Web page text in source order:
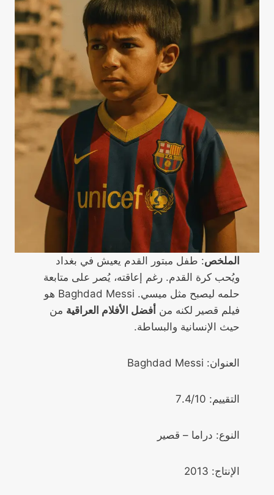
الملخص: طفل مبتور القدم يعيش في بغداد
ويُحب كرة القدم. رغم إعاقته، يُصر على متابعة
حلمه ليصبح مثل ميسي. Baghdad Messi هو
فيلم قصير لكنه من أفضل الأفلام العراقية من
حيث الإنسانية والبساطة.
العنوان: Baghdad Messi
التقييم: 7.4/10
النوع: دراما – قصير
الإنتاج: 2013